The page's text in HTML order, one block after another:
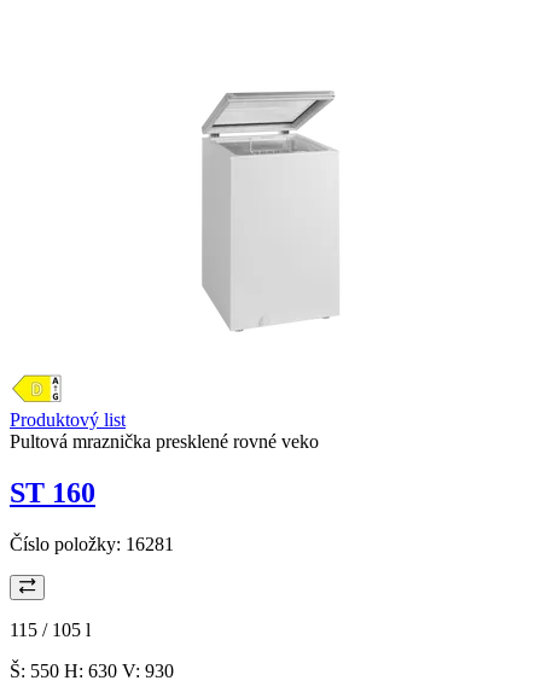
Produktový list
Pultová mraznička presklené rovné veko
ST 160
Číslo položky: 16281
115 / 105 l
Š: 550 H: 630 V: 930